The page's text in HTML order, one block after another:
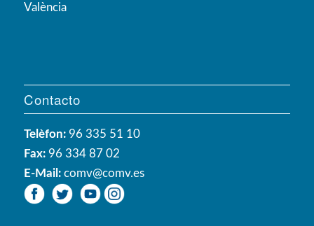
València
Contacto
Telèfon: 96 335 51 10
Fax:96 334 87 02
E-Mail: comv@comv.es